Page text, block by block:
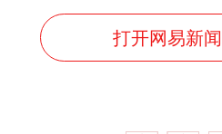
打开网易新